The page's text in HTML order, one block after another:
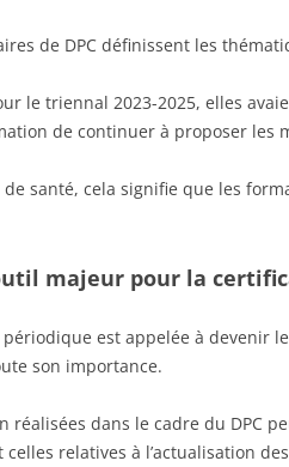
de DPC définissent les
le triennal 2023-2025, elles
de continuer à proposer les
santé, cela signifie que les
majeur pour la
est appelée à devenir
son importance.
réalisées dans le cadre du DPC
relatives à l’actualisation